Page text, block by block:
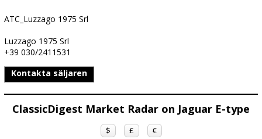
ATC_Luzzago 1975 Srl
Luzzago 1975 Srl
+39 030/2411531
Kontakta säljaren
ClassicDigest Market Radar on Jaguar E-type
$ £ €